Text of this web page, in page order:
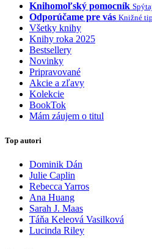
Knihomoľský pomocník
Odporúčame pre vás Knižné
Všetky knihy
Knihy roka 2025
Bestsellery
Novinky
Pripravované
Akcie a zľavy
Kolekcie
BookTok
Mám záujem o titul
Top autori
Dominik Dán
Julie Caplin
Rebecca Yarros
Ana Huang
Sarah J. Maas
Táňa Keleová Vasilková
Lucinda Riley